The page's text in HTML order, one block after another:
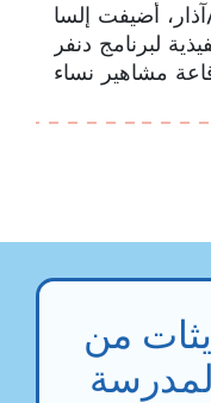
21 مارس/آذار، أُضيفت إلسا
لبرنامج دنفر
مشاهير نساء
عام 1983...
من